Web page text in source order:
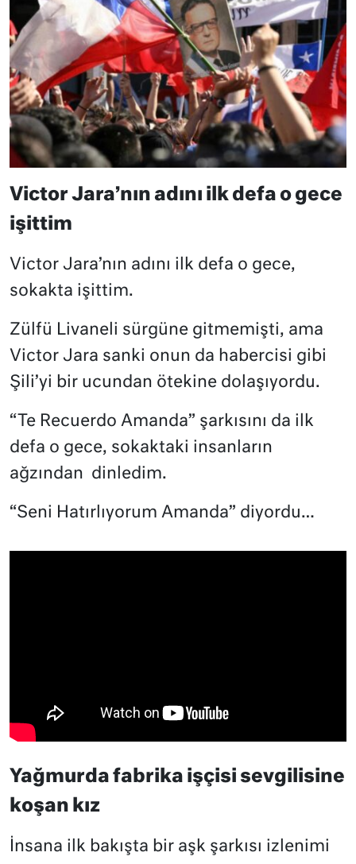
Victor Jara’nın adını ilk defa o gece
işittim
Victor Jara’nın adını ilk defa o gece,
sokakta işittim.
Zülfü Livaneli sürgüne gitmemişti, ama
Victor Jara sanki onun da habercisi gibi
Şili’yi bir ucundan ötekine dolaşıyordu.
“Te Recuerdo Amanda” şarkısını da ilk
defa o gece, sokaktaki insanların
ağzından dinledim.
“Seni Hatırlıyorum Amanda” diyordu…
Yağmurda fabrika işçisi sevgilisine
koşan kız
İnsana ilk bakışta bir aşk şarkısı izlenimi